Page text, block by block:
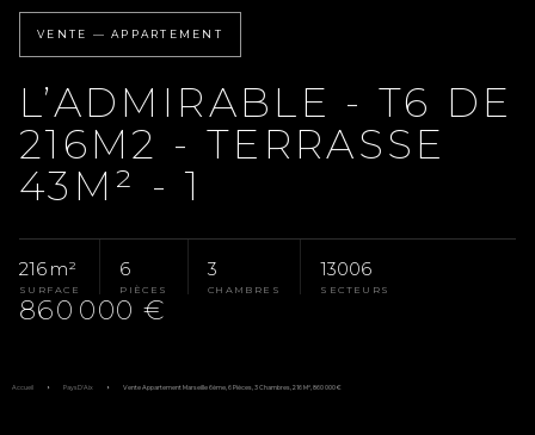
VENTE — APPARTEMENT
L’ADMIRABLE - T6 DE
216M2 - TERRASSE
43M² - 1
216 m²
SURFACE
6
PIÈCES
3
CHAMBRES
13006
SECTEURS
860 000 €
Accueil Pays D'Aix Vente Appartement Marseille 6ème, 6 Pièces, 3 Chambres, 216 M², 860 000 €